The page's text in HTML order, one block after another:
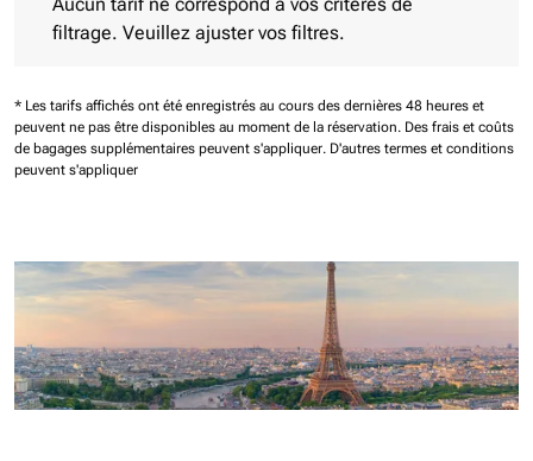
Aucun tarif ne correspond à vos critères de
filtrage. Veuillez ajuster vos filtres.
* Les tarifs affichés ont été enregistrés au cours des dernières 48 heures et
peuvent ne pas être disponibles au moment de la réservation. Des frais et coûts
de bagages supplémentaires peuvent s'appliquer. D'autres termes et conditions
peuvent s'appliquer